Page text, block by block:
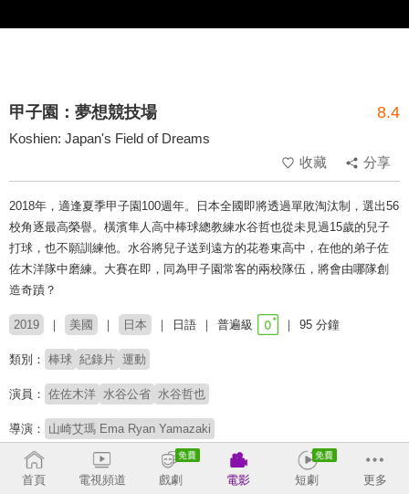
甲子園：夢想競技場 8.4
Koshien: Japan's Field of Dreams
收藏
分享
2018年，適逢夏季甲子園100週年。日本全國即將透過單敗淘汰制，選出56
校角逐最高榮譽。橫濱隼人高中棒球總教練水谷哲也從未見過15歲的兒子
打球，也不願訓練他。水谷將兒子送到遠方的花卷東高中，在他的弟子佐
佐木洋隊中磨練。大賽在即，同為甲子園常客的兩校隊伍，將會由哪隊創
造奇蹟？
2019 美國 日本 日語 普遍級 95 分鐘
類別： 棒球 紀錄片 運動
演員： 佐佐木洋 水谷公省 水谷哲也
導演： 山崎艾瑪 Ema Ryan Yamazaki
# 運動紀實
# 棒球電影
首頁
電視頻道 戲劇 電影 短劇 更多